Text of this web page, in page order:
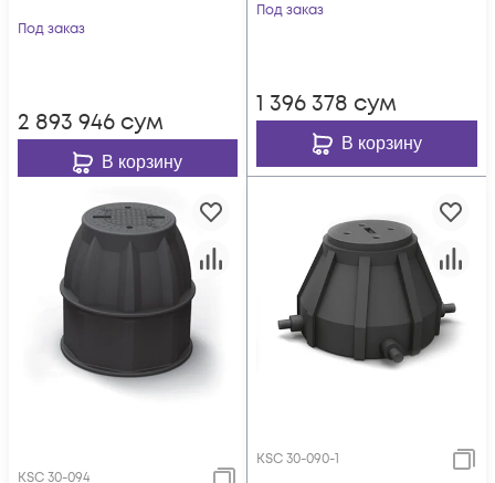
Под заказ
2 893 946 сум
В корзину
Под заказ
1 396 378 сум
В корзину
KSC 30-094
KSC 30-090-1